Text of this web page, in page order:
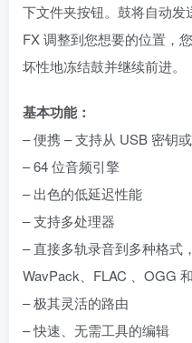
下文件夹按钮。鼓将自动
FX 调整到您想要的位置，
坏性地冻结鼓并继续前进。
基本功能：
– 便携 – 支持从 USB 密钥
– 64 位音频引擎
– 出色的低延迟性能
– 支持多处理器
– 直接多轨录音到多种格式
WavPack、FLAC 、OGG 和
– 极其灵活的路由
– 快速、无需工具的编辑